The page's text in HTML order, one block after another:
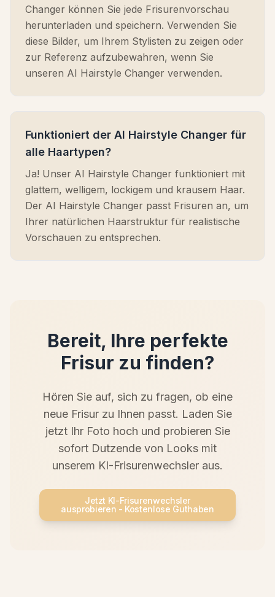
Changer können Sie jede Frisurenvorschau
herunterladen und speichern. Verwenden Sie
diese Bilder, um Ihrem Stylisten zu zeigen oder
zur Referenz aufzubewahren, wenn Sie
unseren AI Hairstyle Changer verwenden.
Funktioniert der AI Hairstyle Changer für
alle Haartypen?
Ja! Unser AI Hairstyle Changer funktioniert mit
glattem, welligem, lockigem und krausem Haar.
Der AI Hairstyle Changer passt Frisuren an, um
Ihrer natürlichen Haarstruktur für realistische
Vorschauen zu entsprechen.
Bereit, Ihre perfekte
Frisur zu finden?
Hören Sie auf, sich zu fragen, ob eine
neue Frisur zu Ihnen passt. Laden Sie
jetzt Ihr Foto hoch und probieren Sie
sofort Dutzende von Looks mit
unserem KI-Frisurenwechsler aus.
Jetzt KI-Frisurenwechsler
ausprobieren - Kostenlose Guthaben